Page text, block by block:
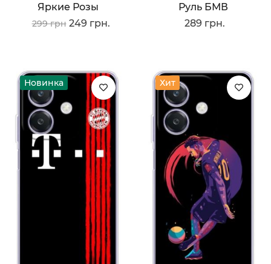
Яркие Розы
299 грн 249 грн.
Руль БМВ
289 грн.
Новинка Хит